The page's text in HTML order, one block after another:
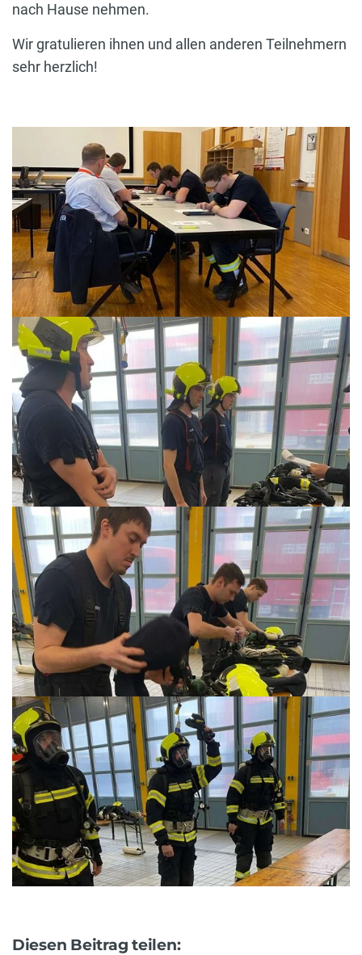
nach Hause nehmen.
Wir gratulieren ihnen und allen anderen Teilnehmern
sehr herzlich!
Diesen Beitrag teilen: